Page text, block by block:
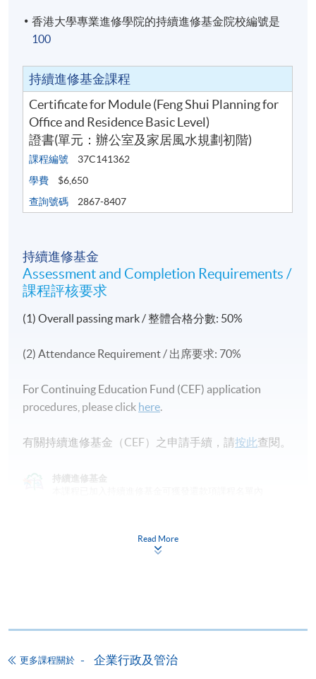
香港大學專業進修學院的持續進修基金院校編號是
100
持續進修基金課程
Certificate for Module (Feng Shui Planning for
Office and Residence Basic Level)
證書(單元：辦公室及家居風水規劃初階)
課程編號
37C141362
學費
$6,650
查詢號碼
2867-8407
持續進修基金
Assessment and Completion Requirements /
課程評核要求
(1) Overall passing mark / 整體合格分數: 50%
(2) Attendance Requirement / 出席要求: 70%
For Continuing Education Fund (CEF) application
procedures, please click here.
有關持續進修基金（CEF）之申請手續，請按此查閱。
持續進修基金
Read More
更多課程關於 企業行政及管治